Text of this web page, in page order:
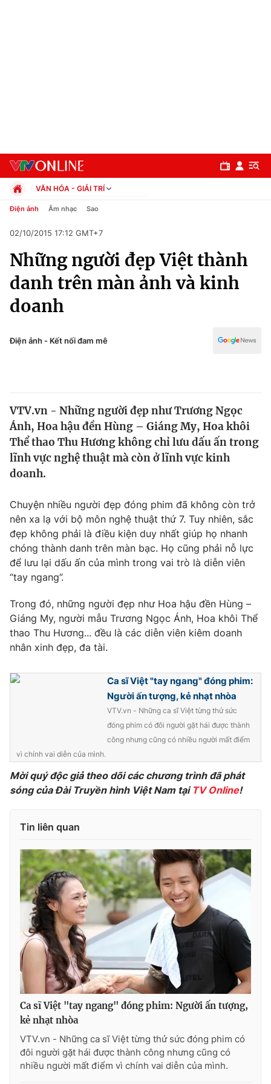
Chuyên mục
Chính trị
Xã hội
Pháp luật
Thế giới
Tin tức
Thế giới đó đây
Kinh tế
Tài chính
Thị trường
Góc doanh nghiệp
Truyền hình
Phim VTV
Hậu trường
Khán giả
Giải sao mai
Giải trí
Điện ảnh
Âm nhạc
Sao
Du lịch
Làm đẹp
Giáo dục
Tuyển sinh
Học trực tuyến
Hitech Công nghệ tương lai
Tư vấn
Giao lưu trực tuyến
Chuyên mục khác
Emagazine Podcast
Photo
Video Shorts video
VTV Money VTV Thể thao
VTV Sức khoẻ Bất động sản
Thị trường 24h Tấm lòng Việt
VTV4 Vươn mình bằng AI
VTV9 VTV8
VĂN HÓA - GIẢI TRÍ
Chính trị
Pháp luật
Kinh tế
Thể thao
Truyền hình
Văn hóa - Giải trí
Điện ảnh Âm nhạc Sao
02/10/2015 17:12 GMT+7
Những người đẹp Việt thành
danh trên màn ảnh và kinh
doanh
Điện ảnh - Kết nối đam mê
VTV.vn - Những người đẹp như Trương Ngọc
Ánh, Hoa hậu đền Hùng – Giáng My, Hoa khôi
Thể thao Thu Hương không chỉ lưu dấu ấn trong
lĩnh vực nghệ thuật mà còn ở lĩnh vực kinh
doanh.
Chuyện nhiều người đẹp đóng phim đã không còn trở
nên xa lạ với bộ môn nghệ thuật thứ 7. Tuy nhiên, sắc
đẹp không phải là điều kiện duy nhất giúp họ nhanh
chóng thành danh trên màn bạc. Họ cũng phải nỗ lực
để lưu lại dấu ấn của mình trong vai trò là diễn viên
“tay ngang”.
Trong đó, những người đẹp như Hoa hậu đền Hùng –
Giáng My, người mẫu Trương Ngọc Ánh, Hoa khôi Thể
thao Thu Hương... đều là các diễn viên kiêm doanh
nhân xinh đẹp, đa tài.
Ca sĩ Việt "tay ngang" đóng phim:
Người ấn tượng, kẻ nhạt nhòa
VTV.vn - Những ca sĩ Việt từng thử sức
đóng phim có đôi người gặt hái được thành
công nhưng cũng có nhiều người mất điểm
vì chính vai diễn của mình.
Mời quý độc giả theo dõi các chương trình đã phát
sóng của Đài Truyền hình Việt Nam tại TV Online!
Tin liên quan
Ca sĩ Việt "tay ngang" đóng phim: Người ấn tượng,
kẻ nhạt nhòa
VTV.vn - Những ca sĩ Việt từng thử sức đóng phim có
đôi người gặt hái được thành công nhưng cũng có
nhiều người mất điểm vì chính vai diễn của mình.